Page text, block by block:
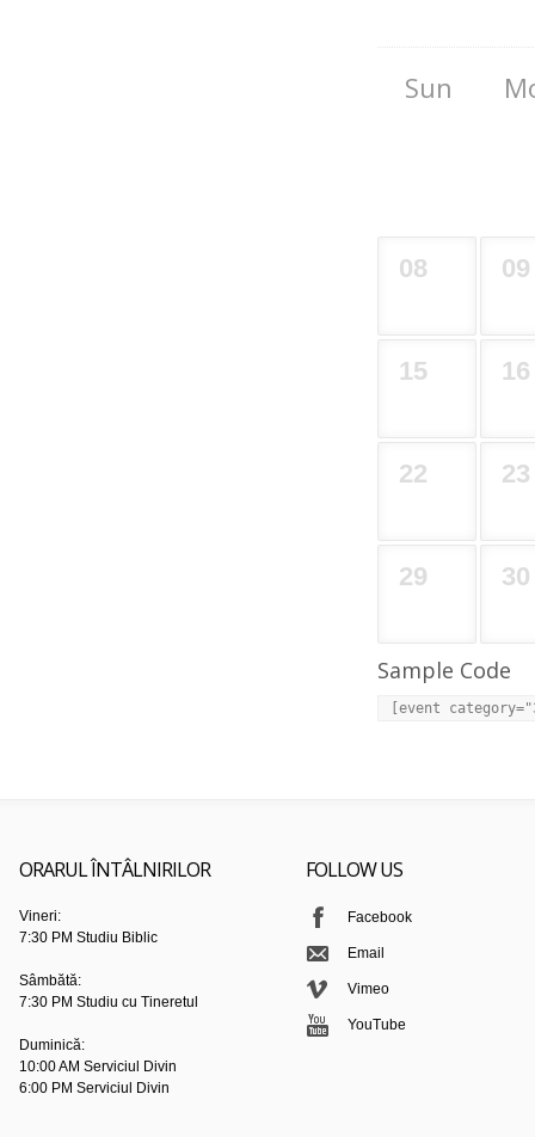
Sun
08 09
15 16
22 23
29 30
Sample Code
[event
ORARUL ÎNTÂLNIRILOR
Vineri:
7:30 PM Studiu Biblic
Sâmbătă:
7:30 PM Studiu cu Tineretul
Duminică:
10:00 AM Serviciul Divin
6:00 PM Serviciul Divin
FOLLOW US
Facebook
Email
Vimeo
YouTube